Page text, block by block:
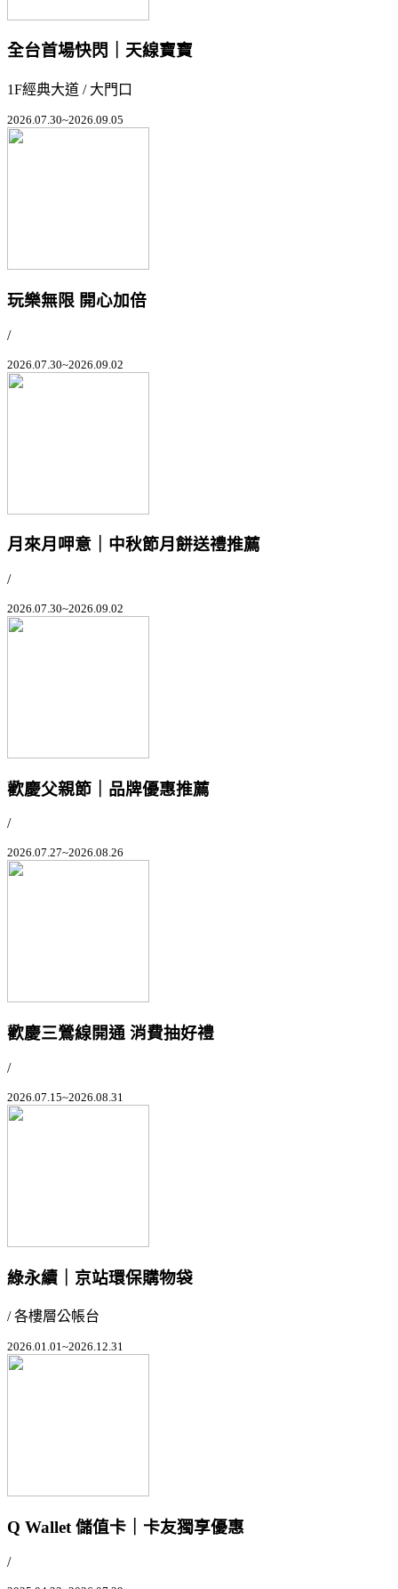
全台首場快閃｜天線寶寶
1F經典大道 / 大門口
2026.07.30~2026.09.05
玩樂無限 開心加倍
/
2026.07.30~2026.09.02
月來月呷意｜中秋節月餅送禮推薦
/
2026.07.30~2026.09.02
歡慶父親節｜品牌優惠推薦
/
2026.07.27~2026.08.26
歡慶三鶯線開通 消費抽好禮
/
2026.07.15~2026.08.31
綠永續｜京站環保購物袋
/ 各樓層公帳台
2026.01.01~2026.12.31
Q Wallet 儲值卡｜卡友獨享優惠
/